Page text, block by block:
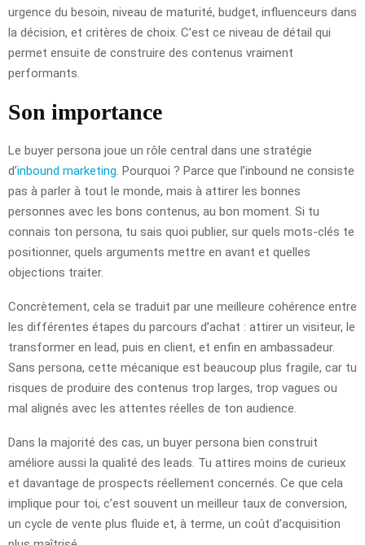
urgence du besoin, niveau de maturité, budget, influenceurs dans
la décision, et critères de choix. C’est ce niveau de détail qui
permet ensuite de construire des contenus vraiment
performants.
Son importance
Le buyer persona joue un rôle central dans une stratégie
d’inbound marketing . Pourquoi ? Parce que l’inbound ne consiste
pas à parler à tout le monde, mais à attirer les bonnes
personnes avec les bons contenus, au bon moment. Si tu
connais ton persona, tu sais quoi publier, sur quels mots-clés te
positionner, quels arguments mettre en avant et quelles
objections traiter.
Concrètement, cela se traduit par une meilleure cohérence entre
les différentes étapes du parcours d’achat : attirer un visiteur, le
transformer en lead, puis en client, et enfin en ambassadeur.
Sans persona, cette mécanique est beaucoup plus fragile, car tu
risques de produire des contenus trop larges, trop vagues ou
mal alignés avec les attentes réelles de ton audience.
Dans la majorité des cas, un buyer persona bien construit
améliore aussi la qualité des leads. Tu attires moins de curieux
et davantage de prospects réellement concernés. Ce que cela
implique pour toi, c’est souvent un meilleur taux de conversion,
un cycle de vente plus fluide et, à terme, un coût d’acquisition